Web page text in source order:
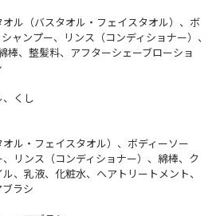
オル（バスタオル・フェイスタオル）、ボ
ャンプー、リンス（コンディショナー）、
棒、整髪料、アフターシェーブローショ
くし
ル・フェイスタオル）、ボディーソー
リンス（コンディショナー）、綿棒、ク
、乳液、化粧水、ヘアトリートメント、
ラシ